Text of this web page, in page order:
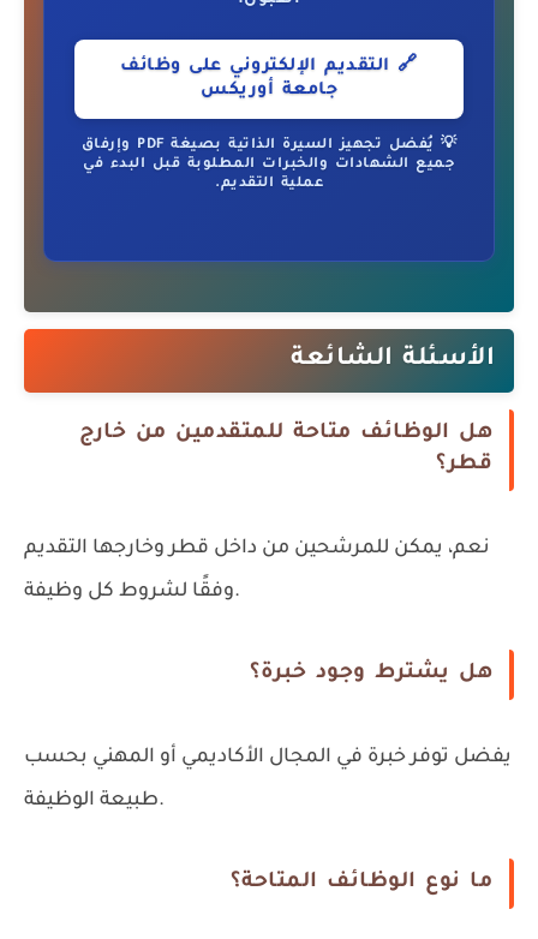
🔗 التقديم الإلكتروني على وظائف
جامعة أوريكس
💡 يُفضل تجهيز السيرة الذاتية بصيغة PDF وإرفاق
جميع الشهادات والخبرات المطلوبة قبل البدء في
عملية التقديم.
الأسئلة الشائعة
هل الوظائف متاحة للمتقدمين من خارج
قطر؟
نعم، يمكن للمرشحين من داخل قطر وخارجها التقديم
وفقًا لشروط كل وظيفة.
هل يشترط وجود خبرة؟
يفضل توفر خبرة في المجال الأكاديمي أو المهني بحسب
طبيعة الوظيفة.
ما نوع الوظائف المتاحة؟